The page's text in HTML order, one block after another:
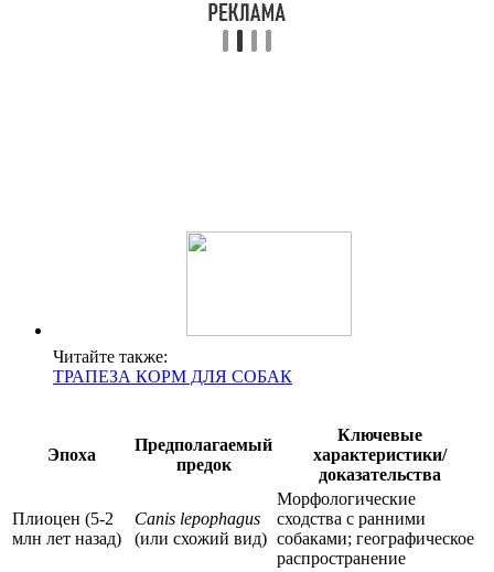
Читайте также:
ТРАПЕЗА КОРМ ДЛЯ СОБАК
Эпоха
Предполагаемый
предок
Ключевые
характеристики/
доказательства
Плиоцен (5-2
млн лет назад)
Canis lepophagus
(или схожий вид)
Морфологические
сходства с ранними
собаками; географическое
распространение